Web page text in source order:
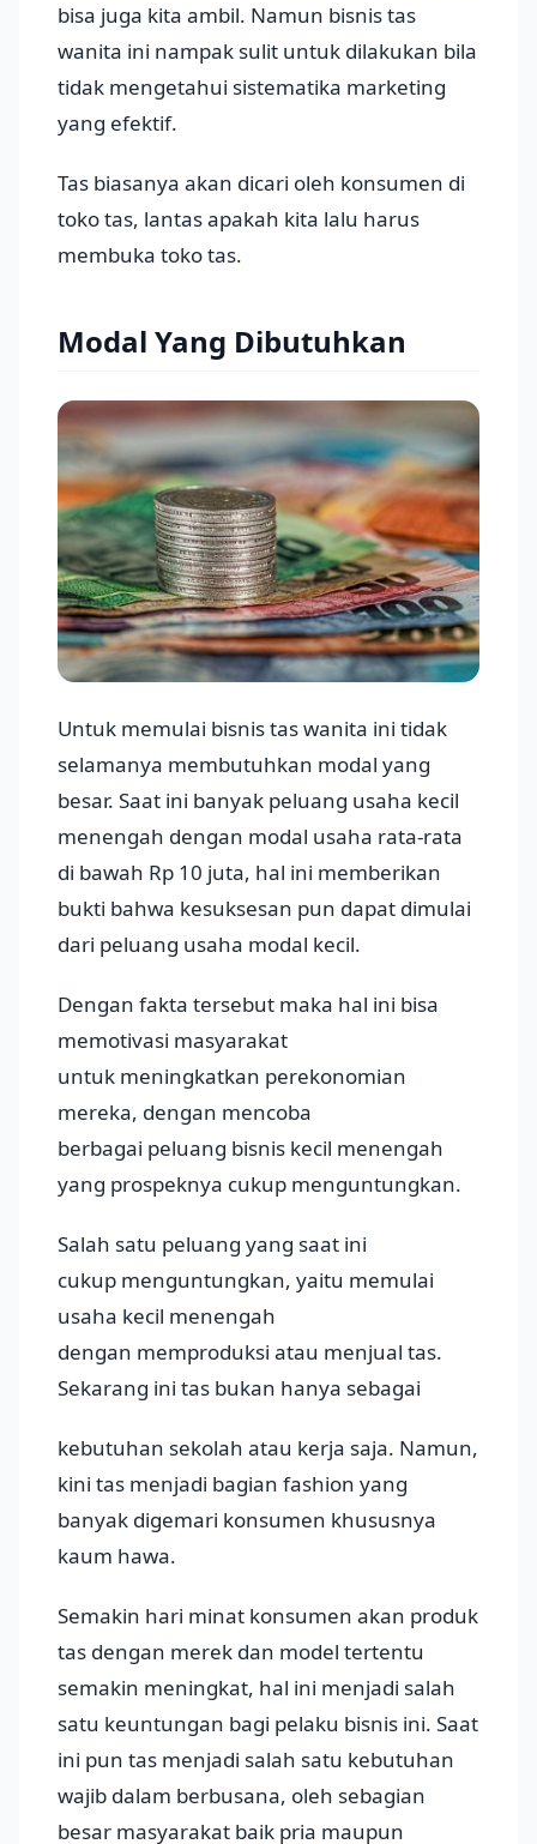
bisa juga kita ambil. Namun bisnis tas
wanita ini nampak sulit untuk dilakukan bila
tidak mengetahui sistematika marketing
yang efektif.
Tas biasanya akan dicari oleh konsumen di
toko tas, lantas apakah kita lalu harus
membuka toko tas.
Modal Yang Dibutuhkan
Untuk memulai bisnis tas wanita ini tidak
selamanya membutuhkan modal yang
besar. Saat ini banyak peluang usaha kecil
menengah dengan modal usaha rata-rata
di bawah Rp 10 juta, hal ini memberikan
bukti bahwa kesuksesan pun dapat dimulai
dari peluang usaha modal kecil.
Dengan fakta tersebut maka hal ini bisa
memotivasi masyarakat
untuk meningkatkan perekonomian
mereka, dengan mencoba
berbagai peluang bisnis kecil menengah
yang prospeknya cukup menguntungkan.
Salah satu peluang yang saat ini
cukup menguntungkan, yaitu memulai
usaha kecil menengah
dengan memproduksi atau menjual tas.
Sekarang ini tas bukan hanya sebagai
kebutuhan sekolah atau kerja saja. Namun,
kini tas menjadi bagian fashion yang
banyak digemari konsumen khususnya
kaum hawa.
Semakin hari minat konsumen akan produk
tas dengan merek dan model tertentu
semakin meningkat, hal ini menjadi salah
satu keuntungan bagi pelaku bisnis ini. Saat
ini pun tas menjadi salah satu kebutuhan
wajib dalam berbusana, oleh sebagian
besar masyarakat baik pria maupun